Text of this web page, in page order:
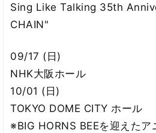
Sing Like Talking 35th
CHAIN"
09/17 (日)
NHK大阪ホール
10/01 (日)
TOKYO DOME CITY ホール
※BIG HORNS BEEを迎えたア